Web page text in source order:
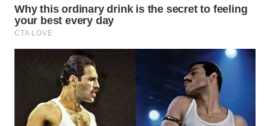
WN
NATUNA
WN
WN
MANDALIKA